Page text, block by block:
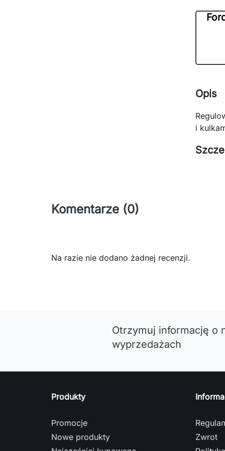
Opis
i
Komentarze (0)
Na razie nie dodano żadnej recenzji.
Otrzymuj informację o
wyprzedażach
Produkty
Promocje
Nowe produkty
Zwrot